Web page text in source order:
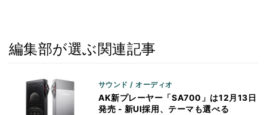
編集部が選ぶ関連記事
サウンド / オーディオ
AK新プレーヤー「SA700」は12月13日
発売 - 新UI採用、テーマも選べる